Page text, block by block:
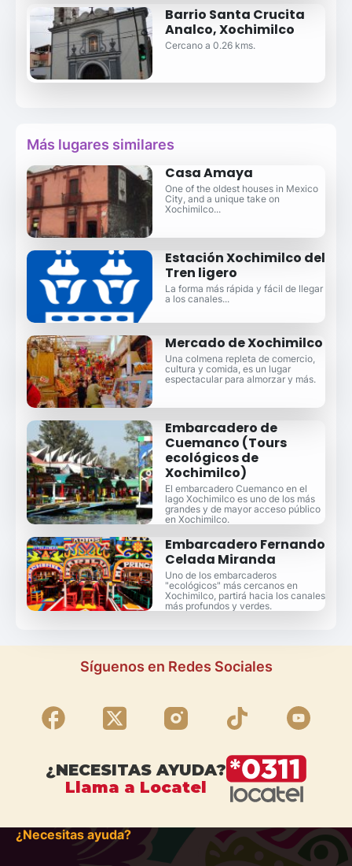
Barrio Santa Crucita
Analco, Xochimilco
Cercano a 0.26 kms.
Más lugares similares
Casa Amaya
One of the oldest houses in Mexico
City, and a unique take on
Xochimilco...
Estación Xochimilco del
Tren ligero
La forma más rápida y fácil de llegar
a los canales...
Mercado de Xochimilco
Una colmena repleta de comercio,
cultura y comida, es un lugar
espectacular para almorzar y más.
Embarcadero de
Cuemanco (Tours
ecológicos de
Xochimilco)
El embarcadero Cuemanco en el
lago Xochimilco es uno de los más
grandes y de mayor acceso público
en Xochimilco.
Embarcadero Fernando
Celada Miranda
Uno de los embarcaderos
"ecológicos" más cercanos en
Xochimilco, partirá hacia los canales
más profundos y verdes.
Síguenos en Redes Sociales
¿NECESITAS AYUDA?
Llama a Locatel
¿Necesitas ayuda?